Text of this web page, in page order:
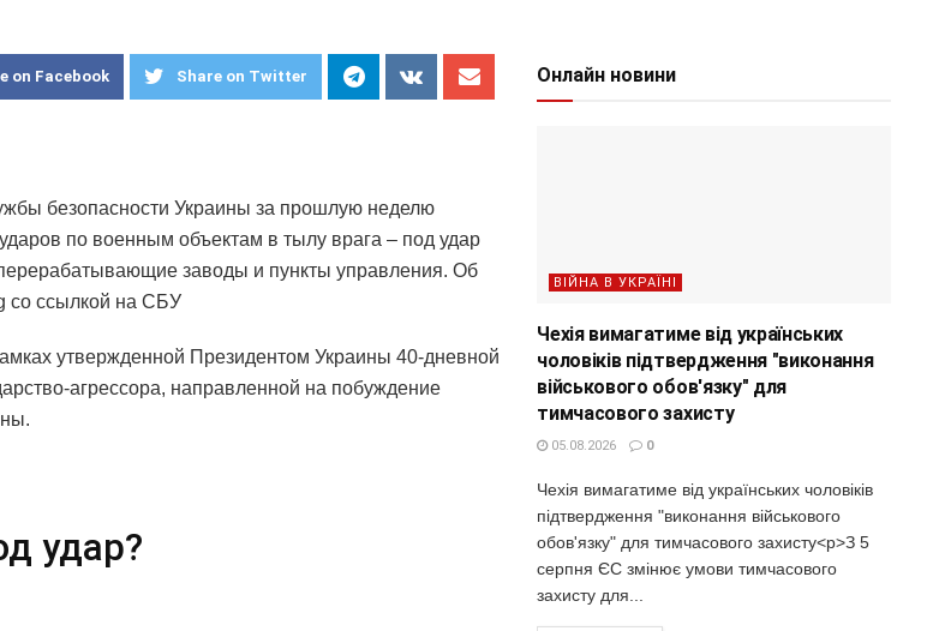
on Facebook Share on Twitter
безопасности Украины за прошлую неделю
по военным объектам в тылу врага – под удар
заводы и пункты управления. Об
со ссылкой на СБУ
утвержденной Президентом Украины 40-дневной
агрессора, направленной на побуждение
удар?
Онлайн новини
ВІЙНА В УКРАЇНІ
Чехія вимагатиме від українських
чоловіків підтвердження "виконання
військового обов'язку" для
тимчасового захисту
05.08.2026 0
Чехія вимагатиме від українських чоловіків
підтвердження "виконання військового
обов'язку" для тимчасового захисту<p>З 5
серпня ЄС змінює умови тимчасового
захисту для...